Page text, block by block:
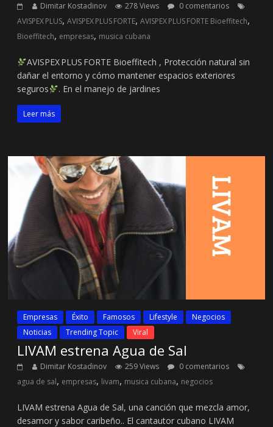
Dimitar Kostadinov 278 Views
0 comentarios
AVISPEX PLUS,AVISPEX PLUS FORTE,AVISPEX PLUS FORTE Bioeffitech,
Bioeffitech, empresas, musica cubana
AVISPEX PLUS FORTE Bioeffitech , Protección natural sin
dañar el entorno y cómo mantener espacios exteriores
seguros
. En el manejo de jardines
Leer más
Empresas Éxito Famosos Lifestyle
Negocios
Noticias
Trending Topic Viral
LIVAM estrena Agua de Sal
Dimitar Kostadinov 259 Views
0 comentarios
agua de sal, empresas, livam, musica cubana, negocios
LIVAM estrena Agua de Sal, una canción que mezcla amor,
desamor y sabor caribeño.. El cantautor cubano LIVAM